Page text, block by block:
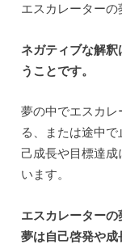
エスカレーターの
ネガティブな解
うことです。
夢の中でエスカ
る、または途中
己成長や目標達
います。
エスカレーター
夢は自己啓発や